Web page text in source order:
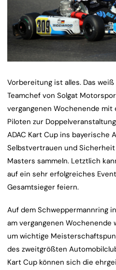
Vorbereitung ist alles. Das weiß
Teamchef von Solgat
vergangenen Wochenende mit
Piloten zur
ADAC Kart Cup ins bayerische
Selbstvertrauen und
Masters sammeln. Letztlich
auf ein sehr erfolgreiches
Gesamtsieger feiern.
Auf dem Schweppermannring
am vergangenen Wochenende
um wichtige
des zweitgrößten
Kart Cup können sich die